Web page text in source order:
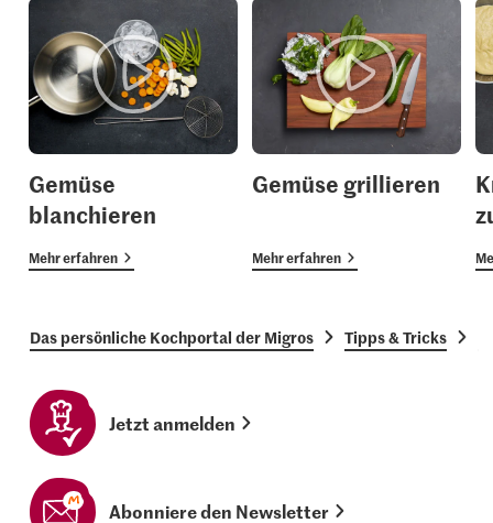
Gemüse
blanchieren
Mehr erfahren
Gemüse grillieren
Mehr erfahren
Das persönliche Kochportal der Migros Tipps & Tricks
Jetzt anmelden
Abonniere den Newsletter